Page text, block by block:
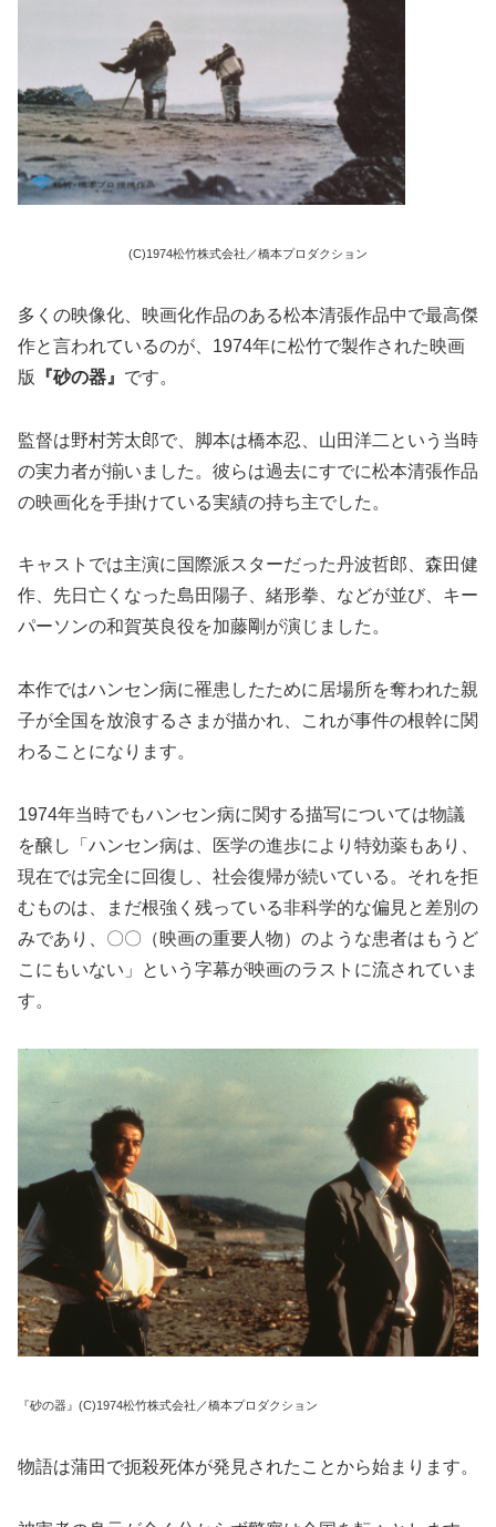
(C)1974松竹株式会社／橋本プロダクション
多くの映像化、映画化作品のある松本清張作品中で最高傑
作と言われているのが、1974年に松竹で製作された映画
版
『砂の器』 です。
監督は野村芳太郎で、脚本は橋本忍、山田洋二という当時
の実力者が揃いました。彼らは過去にすでに松本清張作品
の映画化を手掛けている実績の持ち主でした。
キャストでは主演に国際派スターだった丹波哲郎、森田健
作、先日亡くなった島田陽子、緒形拳、などが並び、キー
パーソンの和賀英良役を加藤剛が演じました。
本作ではハンセン病に罹患したために居場所を奪われた親
子が全国を放浪するさまが描かれ、これが事件の根幹に関
わることになります。
1974年当時でもハンセン病に関する描写については物議
を醸し「ハンセン病は、医学の進歩により特効薬もあり、
現在では完全に回復し、社会復帰が続いている。それを拒
むものは、まだ根強く残っている非科学的な偏見と差別の
みであり、〇〇（映画の重要人物）のような患者はもうど
こにもいない」という字幕が映画のラストに流されていま
す。
『砂の器』(C)1974松竹株式会社／橋本プロダクション
物語は蒲田で扼殺死体が発見されたことから始まります。